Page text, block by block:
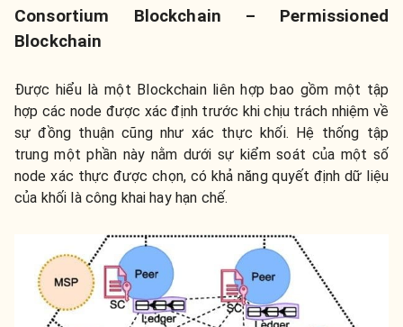
Consortium Blockchain – Permissioned
Blockchain
Được hiểu là một Blockchain liên hợp bao gồm một tập
hợp các node được xác định trước khi chịu trách nhiệm về
sự đồng thuận cũng như xác thực khối. Hệ thống tập
trung một phần này nằm dưới sự kiểm soát của một số
node xác thực được chọn, có khả năng quyết định dữ liệu
của khối là công khai hay hạn chế.